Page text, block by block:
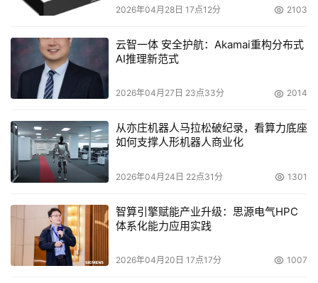
2026年04月28日 17点12分 2103
云智一体 安全护航：Akamai重构分布式
AI推理新范式
2026年04月27日 23点33分 2014
从亦庄机器人马拉松破纪录，看算力底座
如何支撑人形机器人商业化
2026年04月24日 22点31分 1301
智算引擎赋能产业升级：思源电气HPC
体系化能力应用实践
2026年04月20日 17点17分 1007